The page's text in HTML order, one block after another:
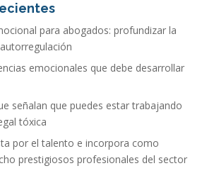
para abogados: profundizar la
emocionales que debe desarrollar
señalan que puedes estar trabajando
tóxica
por el talento e incorpora como
prestigiosos profesionales del sector